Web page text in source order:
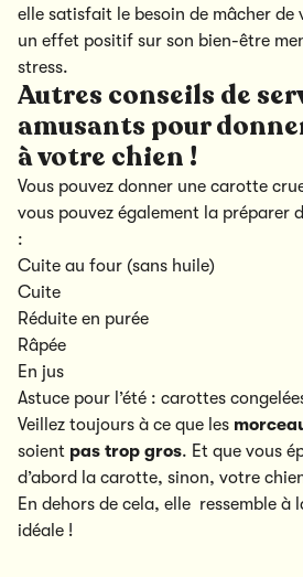
elle satisfait le besoin de mâcher
un effet positif sur son bien-être
stress.
Autres conseils de
amusants pour
à votre chien !
Vous pouvez donner une carotte
vous pouvez également la préparer
:
Cuite au four (sans huile)
Cuite
Réduite en purée
Râpée
En jus
Astuce pour l’été : carottes
Veillez toujours à ce que les
soient pas trop gros. Et que vous
d’abord la carotte, sinon, votre
En dehors de cela, elle ressemble à
idéale !